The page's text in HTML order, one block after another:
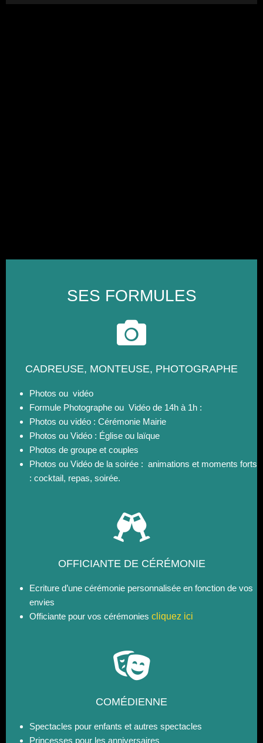
SES FORMULES
CADREUSE, MONTEUSE, PHOTOGRAPHE
Photos ou vidéo
Formule Photographe ou Vidéo de 14h à 1h :
Photos ou vidéo : Cérémonie Mairie
Photos ou Vidéo : Église ou laïque
Photos de groupe et couples
Photos ou Vidéo de la soirée : animations et moments forts
: cocktail, repas, soirée.
OFFICIANTE DE CÉRÉMONIE
Ecriture d’une cérémonie personnalisée en fonction de vos
envies
Officiante pour vos cérémonies cliquez ici
COMÉDIENNE
Spectacles pour enfants et autres spectacles
Princesses pour les anniversaires